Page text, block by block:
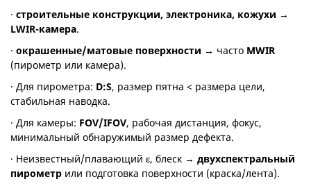
· строительные конструкции, электроника, кожухи →
LWIR-камера.
· окрашенные/матовые поверхности → часто MWIR
(пирометр или камера).
· Для пирометра: D:S, размер пятна < размера цели,
стабильная наводка.
· Для камеры: FOV/IFOV, рабочая дистанция, фокус,
минимальный обнаружимый размер дефекта.
· Неизвестный/плавающий ε, блеск → двухспектральный
пирометр или подготовка поверхности (краска/лента).